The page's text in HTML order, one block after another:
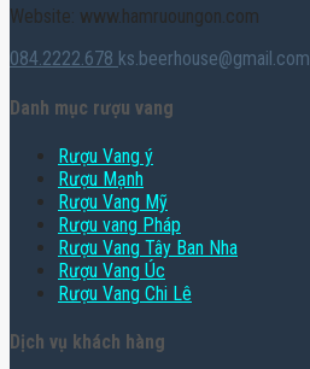
Website: www.hamruoungon.com
084.2222.678 ks.beerhouse@gmail.com
Danh mục rượu vang
Rượu Vang ý
Rượu Mạnh
Rượu Vang Mỹ
Rượu vang Pháp
Rượu Vang Tây Ban Nha
Rượu Vang Úc
Rượu Vang Chi Lê
Dịch vụ khách hàng